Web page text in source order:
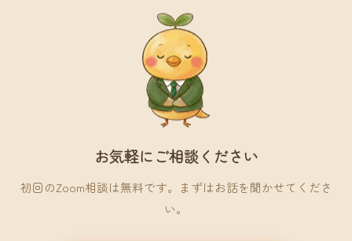
お気軽にご相談ください
初回のZoom相談は無料です。まずはお話を聞かせてくださ
い。